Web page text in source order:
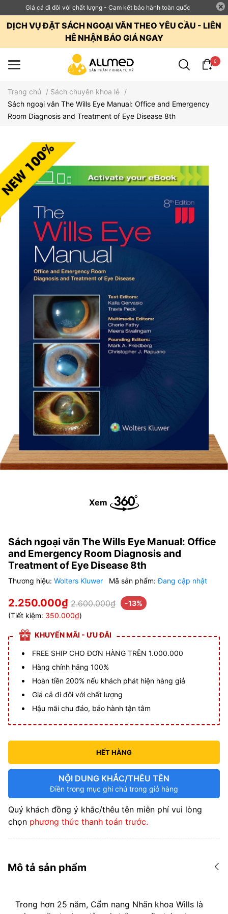
Giá cả đi đôi với chất lượng - Cam kết bảo hành toàn quốc
DỊCH VỤ ĐẶT SÁCH NGOẠI VĂN THEO YÊU CẦU - LIÊN
HÊ NHẬN BÁO GIÁ NGAY
0
Trang chủ / Sách chuyên khoa lẻ /
Sách ngoại văn The Wills Eye Manual: Office and Emergency
Room Diagnosis and Treatment of Eye Disease 8th
Xem
Sách ngoại văn The Wills Eye Manual: Office
and Emergency Room Diagnosis and
Treatment of Eye Disease 8th
Thương hiệu: Wolters Kluwer Mã sản phẩm:Đang cập nhật
2.250.000₫ 2.600.000₫
-13%
(Tiết kiệm: 350.000₫)
KHUYẾN MÃI - ƯU ĐÃI
FREE SHIP CHO ĐƠN HÀNG TRÊN 1.000.000
Hàng chính hãng 100%
Hoàn tiền 200% nếu khách phát hiện hàng giả
Giá cả đi đôi với chất lượng
Hậu mãi chu đáo, bảo hành tận tâm
HẾT HÀNG
NỘI DUNG KHẮC/THÊU TÊN
Điền trong mục ghi chú trong giỏ hàng
Quý khách đồng ý khắc/thêu tên miễn phí vui lòng
chọn phương thức thanh toán trước.
Mô tả sản phẩm
Trong hơn 25 năm, Cẩm nang Nhãn khoa Wills là